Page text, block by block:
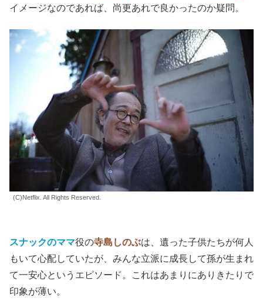
イメージなのであれば、尚更あれで良かったのか疑問。
(C)Netflix. All Rights Reserved.
スナックのママ役の寺島しのぶは、遺った子供たちが何人
もいて心配していたが、みんな立派に成長して孫が生まれ
て一安心というエピソード。これはあまりにありきたりで
印象が薄い。